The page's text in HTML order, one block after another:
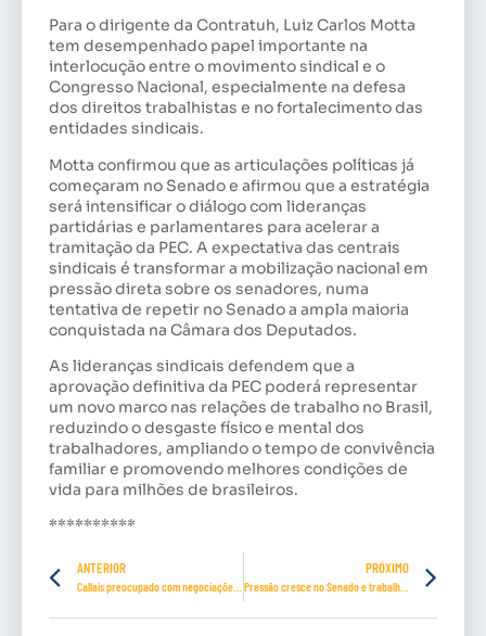
Para o dirigente da Contratuh, Luiz Carlos Motta
tem desempenhado papel importante na
interlocução entre o movimento sindical e o
Congresso Nacional, especialmente na defesa
dos direitos trabalhistas e no fortalecimento das
entidades sindicais.
Motta confirmou que as articulações políticas já
começaram no Senado e afirmou que a estratégia
será intensificar o diálogo com lideranças
partidárias e parlamentares para acelerar a
tramitação da PEC. A expectativa das centrais
sindicais é transformar a mobilização nacional em
pressão direta sobre os senadores, numa
tentativa de repetir no Senado a ampla maioria
conquistada na Câmara dos Deputados.
As lideranças sindicais defendem que a
aprovação definitiva da PEC poderá representar
um novo marco nas relações de trabalho no Brasil,
reduzindo o desgaste físico e mental dos
trabalhadores, ampliando o tempo de convivência
familiar e promovendo melhores condições de
vida para milhões de brasileiros.
**********
ANTERIOR PRÓXIMO
Pressão cresce no Senado e trabalhadores intensificam ações pelo fim da 6×1